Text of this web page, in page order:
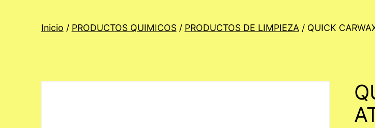
Inicio / PRODUCTOS QUIMICOS/ PRODUCTOS DE LIMPIEZA/ QUICK